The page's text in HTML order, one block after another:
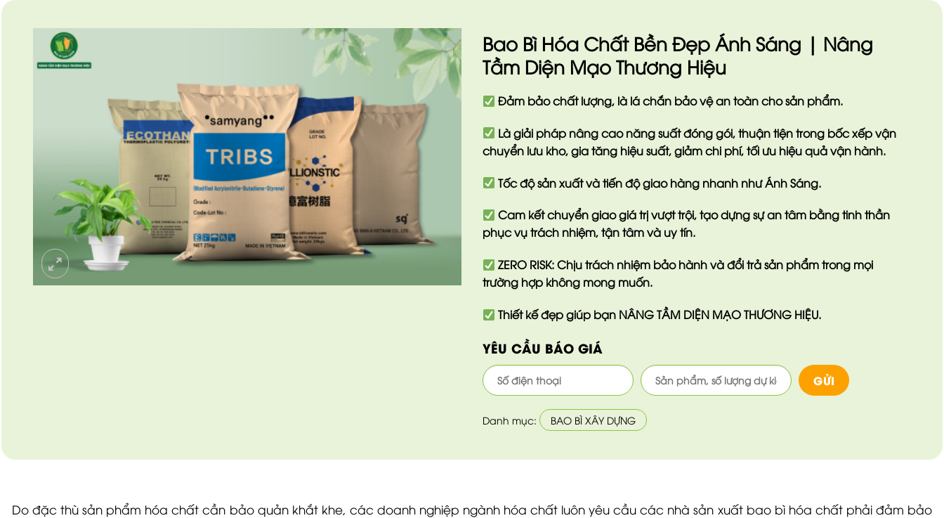
Bao Bì Hóa Chất Bền Đẹp Ánh Sáng | Nâng
Tầm Diện Mạo Thương Hiệu
Đảm bảo chất lượng, là lá chắn bảo vệ an toàn cho sản phẩm.
Là giải pháp nâng cao năng suất đóng gói, thuận tiện trong bốc xếp vận
chuyển lưu kho, gia tăng hiệu suất, giảm chi phí, tối ưu hiệu quả vận hành.
Tốc độ sản xuất và tiến độ giao hàng nhanh như Ánh Sáng.
Cam kết chuyển giao giá trị vượt trội, tạo dựng sự an tâm bằng tinh thần
phục vụ trách nhiệm, tận tâm và uy tín.
ZERO RISK: Chịu trách nhiệm bảo hành và đổi trả sản phẩm trong mọi
trường hợp không mong muốn.
Thiết kế đẹp giúp bạn NÂNG TẦM DIỆN MẠO THƯƠNG HIỆU.
YÊU CẦU BÁO GIÁ
Danh mục: BAO BÌ XÂY DỰNG
Do đặc thù sản phẩm hóa chất cần bảo quản khắt khe, các doanh nghiệp ngành hóa chất luôn yêu cầu các nhà sản xuất bao bì hóa chất phải đảm bảo